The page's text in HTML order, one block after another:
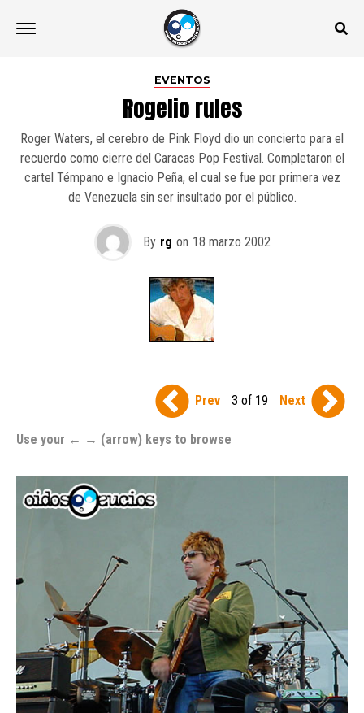
EVENTOS
Rogelio rules
Roger Waters, el cerebro de Pink Floyd dio un concierto para el
recuerdo como cierre del Caracas Pop Festival. Completaron el
cartel Témpano e Ignacio Peña, el cual se fue por primera vez
de Venezuela sin ser insultado por el público.
By rg on 18 marzo 2002
Prev 3 of 19 Next
Use your ← → (arrow) keys to browse